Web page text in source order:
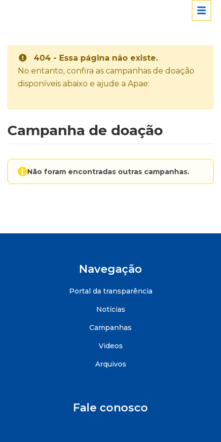
404 - Essa página não existe.
No entanto, confira as campanhas de doação
disponíveis abaixo e ajude a Apae:
Campanha de doação
Não foram encontradas outras campanhas.
Navegação
Portal da transparência
Notícias
Campanhas
Videos
Arquivos
Fale conosco